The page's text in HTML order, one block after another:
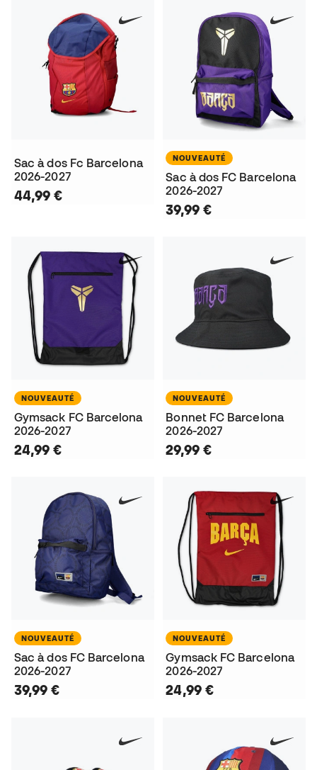
Sac à dos Fc Barcelona
2026-2027
44,99 €
NOUVEAUTÉ
Sac à dos FC Barcelona
2026-2027
39,99 €
NOUVEAUTÉ
Gymsack FC Barcelona
2026-2027
24,99 €
NOUVEAUTÉ
Bonnet FC Barcelona
2026-2027
29,99 €
NOUVEAUTÉ
Sac à dos FC Barcelona
2026-2027
39,99 €
NOUVEAUTÉ
Gymsack FC Barcelona
2026-2027
24,99 €